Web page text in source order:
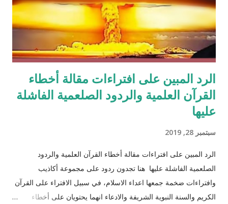
الرد المبين على افتراءات مقالة أخطاء
القرآن العلمية والردود الصلعمية الفاشلة
عليها
سبتمبر 28, 2019
الرد المبين على افتراءات مقالة أخطاء القرآن العلمية والردود
الصلعمية الفاشلة عليها هنا تجدون ردود على مجموعة أكاذيب
وافتراءات ضخمة جمعها اعداء الاسلام، في سبيل الافتراء على القرآن
الكريم والسنة النبوية الشريفة والادعاء انهما يحتويان على أخطاء